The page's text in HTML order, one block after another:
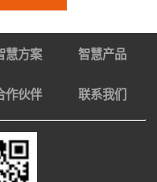
慧方案 智慧产品
作伙伴 联系我们